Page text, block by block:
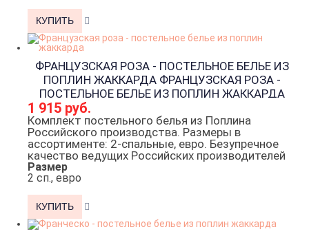
ФРАНЦУЗСКАЯ РОЗА - ПОСТЕЛЬНОЕ БЕЛЬЕ ИЗ
ПОПЛИН ЖАККАРДА ФРАНЦУЗСКАЯ РОЗА -
ПОСТЕЛЬНОЕ БЕЛЬЕ ИЗ ПОПЛИН ЖАККАРДА
1 915 руб.
Комплект постельного белья из Поплина
Российского производства. Размеры в
ассортименте: 2-спальные, евро. Безупречное
качество ведущих Российских производителей
Размер
2 сп., евро